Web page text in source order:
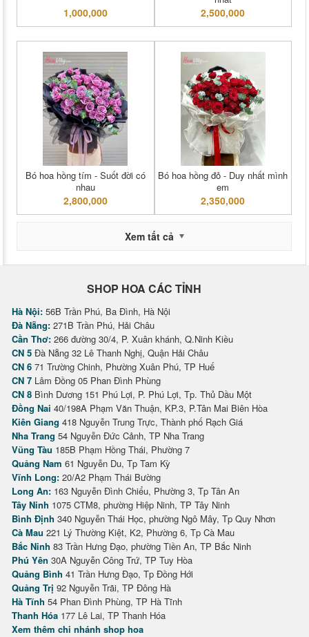
1,000,000 2,500,000
Bó hoa hồng tím - Suốt đời có
nhau
2,800,000
Bó hoa hồng đỏ - Duy nhất mình
em
2,350,000
Xem tất cả
SHOP HOA CÁC TỈNH
Hà Nội: 56B Trần Phú, Ba Đình, Hà Nội
Đà Nẵng: 271B Trần Phú, Hải Châu
Cần Thơ: 266 đường 30/4, P. Xuân khánh, Q.Ninh Kiều
CN 5 Đà Nẵng 32 Lê Thanh Nghị, Quận Hải Châu
CN 6 71 Trường Chinh, Phường Xuân Phú, TP Huế
CN 7 Lâm Đồng 05 Phan Đình Phùng
CN 8 Bình Dương 151 Phú Lợi, P. Phú Lợi, Tp. Thủ Dầu Một
Đồng Nai 40/198A Phạm Văn Thuận, KP.3, P.Tân Mai Biên Hòa
Kiên Giang 418 Nguyễn Trung Trực, Thành phố Rạch Giá
Nha Trang 54 Nguyễn Đức Cảnh, TP Nha Trang
Vũng Tàu 185B Phạm Hồng Thái, Phường 7
Quảng Nam 61 Nguyễn Du, Tp Tam Kỳ
Vĩnh Long: 20/A2 Phạm Thái Bường
Long An: 163 Nguyễn Đình Chiểu, Phường 3, Tp Tân An
Tây Ninh 1075 CTM8, phường Hiệp Ninh, TP Tây Ninh
Bình Định 340 Nguyễn Thái Học, phường Ngô Mây, Tp Quy Nhơn
Cà Mau 221 Lý Thường Kiệt, K2, Phường 6, Tp Cà Mau
Bắc Ninh 83 Trần Hưng Đạo, phường Tiền An, TP Bắc Ninh
Phú Yên 30A Nguyễn Công Trứ, TP Tuy Hòa
Quảng Bình 41 Trần Hưng Đạo, Tp Đồng Hới
Quảng Trị 92 Nguyễn Trãi, TP Đông Hà
Hà Tĩnh 54 Phan Đình Phùng, TP Hà Tĩnh
Thanh Hóa 177 Lê Lai, TP Thanh Hóa
Xem thêm chi nhánh shop hoa